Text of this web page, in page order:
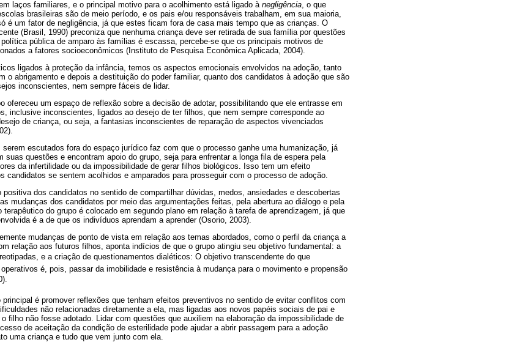
laços familiares, e o principal motivo para o acolhimento está ligado à negligência , o que
brasileiras são de meio período, e os pais e/ou responsáveis trabalham, em sua maioria,
é um fator de negligência, já que estes ficam fora de casa mais tempo que as crianças. O
(Brasil, 1990) preconiza que nenhuma criança deve ser retirada de sua família por questões
pública de amparo às famílias é escassa, percebe-se que os principais motivos de
a fatores socioeconômicos (Instituto de Pesquisa Econômica Aplicada, 2004).
ligados à proteção da infância, temos os aspectos emocionais envolvidos na adoção, tanto
o abrigamento e depois a destituição do poder familiar, quanto dos candidatos à adoção que são
inconscientes, nem sempre fáceis de lidar.
ofereceu um espaço de reflexão sobre a decisão de adotar, possibilitando que ele entrasse em
inclusive inconscientes, ligados ao desejo de ter filhos, que nem sempre corresponde ao
de criança, ou seja, a fantasias inconscientes de reparação de aspectos vivenciados
escutados fora do espaço jurídico faz com que o processo ganhe uma humanização, já
suas questões e encontram apoio do grupo, seja para enfrentar a longa fila de espera pela
da infertilidade ou da impossibilidade de gerar filhos biológicos. Isso tem um efeito
candidatos se sentem acolhidos e amparados para prosseguir com o processo de adoção.
positiva dos candidatos no sentido de compartilhar dúvidas, medos, ansiedades e descobertas
mudanças dos candidatos por meio das argumentações feitas, pela abertura ao diálogo e pela
do grupo é colocado em segundo plano em relação à tarefa de aprendizagem, já que
é a de que os indivíduos aprendam a aprender (Osorio, 2003).
mudanças de ponto de vista em relação aos temas abordados, como o perfil da criança a
relação aos futuros filhos, aponta indícios de que o grupo atingiu seu objetivo fundamental: a
e a criação de questionamentos dialéticos: O objetivo transcendente do que
é, pois, passar da imobilidade e resistência à mudança para o movimento e propensão
é promover reflexões que tenham efeitos preventivos no sentido de evitar conflitos com
não relacionadas diretamente a ela, mas ligadas aos novos papéis sociais de pai e
filho não fosse adotado. Lidar com questões que auxiliem na elaboração da impossibilidade de
de aceitação da condição de esterilidade pode ajudar a abrir passagem para a adoção
uma criança e tudo que vem junto com ela.